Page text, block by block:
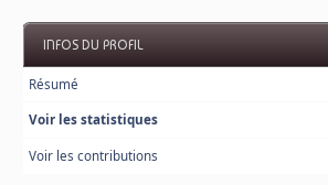
INFOS DU PROFIL
Résumé
Voir les statistiques
Voir les contributions